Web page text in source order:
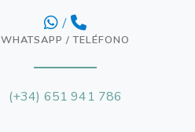
/
WHATSAPP / TELÉFONO
(+34) 651 941 786